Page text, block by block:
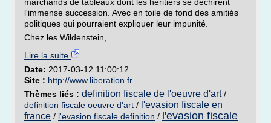
l'immense succession. Avec en toile de fond des amitiés
politiques qui pourraient expliquer leur impunité.
Chez les Wildenstein,...
Lire la suite
Date: 2017-03-12 11:00:12
Site : http://www.liberation.fr
Thèmes liés : definition fiscale de l'oeuvre d'art/
definition fiscale oeuvre d'art / l'evasion fiscale en
france / l'evasion fiscale definition / l'evasion fiscale